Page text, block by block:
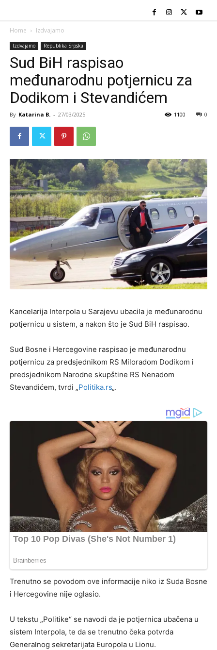
Home Izdvajamo
Izdvajamo Republika Srpska
Sud BiH raspisao
međunarodnu potjernicu za
Dodikom i Stevandićem
By Katarina B. - 27/03/2025 0
1100
Kancelarija Interpola u Sarajevu ubacila je međunarodnu
potjernicu u sistem, a nakon što je Sud BiH raspisao.
Sud Bosne i Hercegovine raspisao je međunarodnu
potjernicu za predsjednikom RS Miloradom Dodikom i
predsjednikom Narodne skupštine RS Nenadom
Stevandićem, tvrdi „Politika.rs„.
Trenutno se povodom ove informacije niko iz Suda Bosne
i Hercegovine nije oglasio.
U tekstu „Politike“ se navodi da je potjernica ubačena u
sistem Interpola, te da se trenutno čeka potvrda
Generalnog sekretarijata Europola u Lionu.